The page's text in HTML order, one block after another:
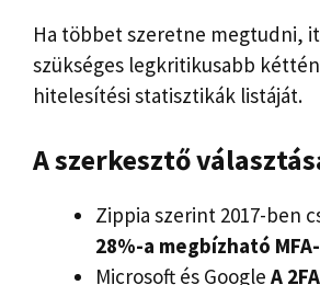
Ha többet szeretne megtudni,
szükséges legkritikusabb
hitelesítési statisztikák listáját.
A szerkesztő
Zippia szerint 2017-ben
28%-a megbízható
Microsoft és Google A